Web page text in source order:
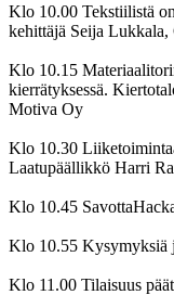
Klo 10.00 Tekstiilistä
kehittäjä Seija
Klo 10.15
kierrätyksessä.
Motiva Oy
Klo 10.30
Laatupäällikkö Harri
Klo 10.45
Klo 10.55 Kysymyksiä
Klo 11.00 Tilaisuus